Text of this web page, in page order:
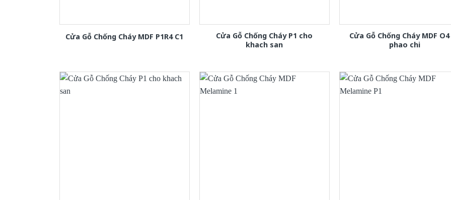
Cửa Gỗ Chống Cháy MDF P1R4 C1
Cửa Gỗ Chống Cháy P1 cho
khach san
Cửa Gỗ Chống Cháy MDF O4
phao chi